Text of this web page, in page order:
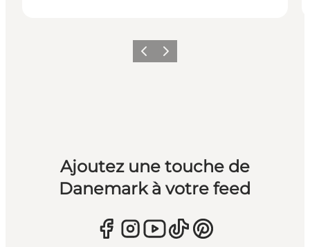
PrécédentSuivant
Ajoutez une touche de
Danemark à votre feed